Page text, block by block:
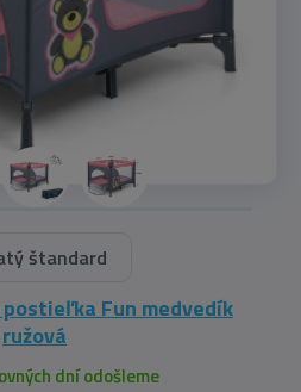
štandard
Fun medvedík
ružová
dní odošleme